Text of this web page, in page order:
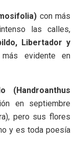
con más
las calles,
Libertador y
evidente en
(Handroanthus
en septiembre
pero sus flores
y es toda poesía